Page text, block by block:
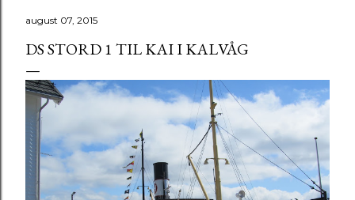
august 07, 2015
DS STORD 1 TIL KAI I KALVÅG